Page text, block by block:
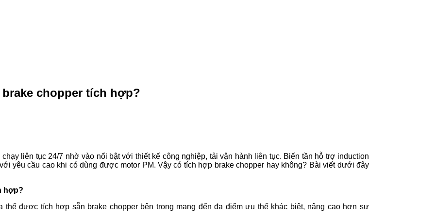
brake chopper tích hợp?
liên tục 24/7 nhờ vào nổi bật với thiết kế công nghiệp, tải vận hành liên tục. Biến tần hỗ trợ induction
yêu cầu cao khi có dùng được motor PM. Vậy có tích hợp brake chopper hay không? Bài viết dưới đây
hợp?
thế được tích hợp sẵn brake chopper bên trong mang đến đa điểm ưu thế khác biệt, nâng cao hơn sự